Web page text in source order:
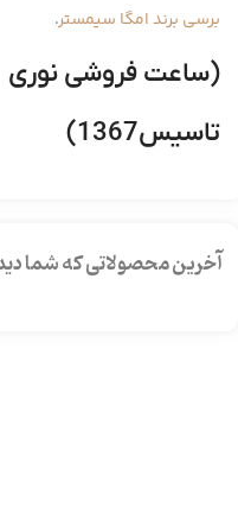
برسی برند امگا سیمستر.
(ساعت فروشی نوری
تاسیس1367)
آخرین محصولاتی که شما